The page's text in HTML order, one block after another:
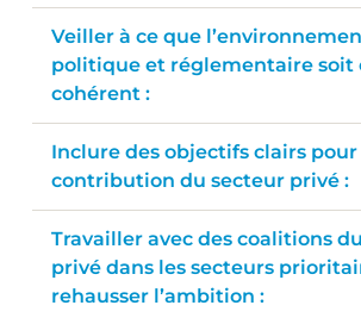
Veiller à ce que
politique et réglementaire soit
cohérent :
Inclure des objectifs clairs pour
contribution du secteur privé :
Travailler avec des coalitions
privé dans les secteurs
rehausser l’ambition :